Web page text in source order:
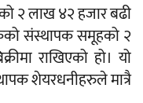
२ लाख ४२ हजार बढी
संस्थापक समूहको २
राखिएको हो। यो
शेयरधनीहरुले मात्रै